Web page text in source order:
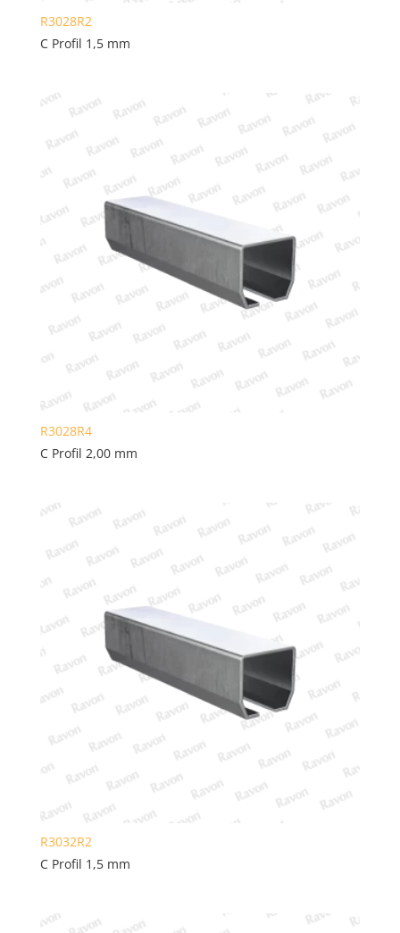
R3028R2
C Profil 1,5 mm
R3028R4
C Profil 2,00 mm
R3032R2
C Profil 1,5 mm